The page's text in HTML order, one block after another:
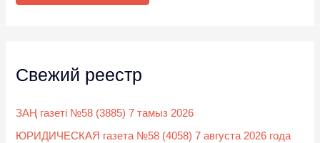
Свежий реестр
ЗАҢ газеті №58 (3885) 7 тамыз 2026
ЮРИДИЧЕСКАЯ газета №58 (4058) 7 августа 2026 года